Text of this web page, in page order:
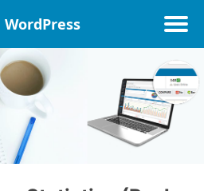
Recentes
Melhores